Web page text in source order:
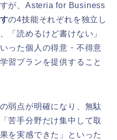
が、Asteria for Business
の4技能それぞれを独立し
「読めるけど書けない」
った個人の得意・不得意
習プランを提供すること
弱点が明確になり、無駄
苦手分野だけ集中して取
を実感できた」といった